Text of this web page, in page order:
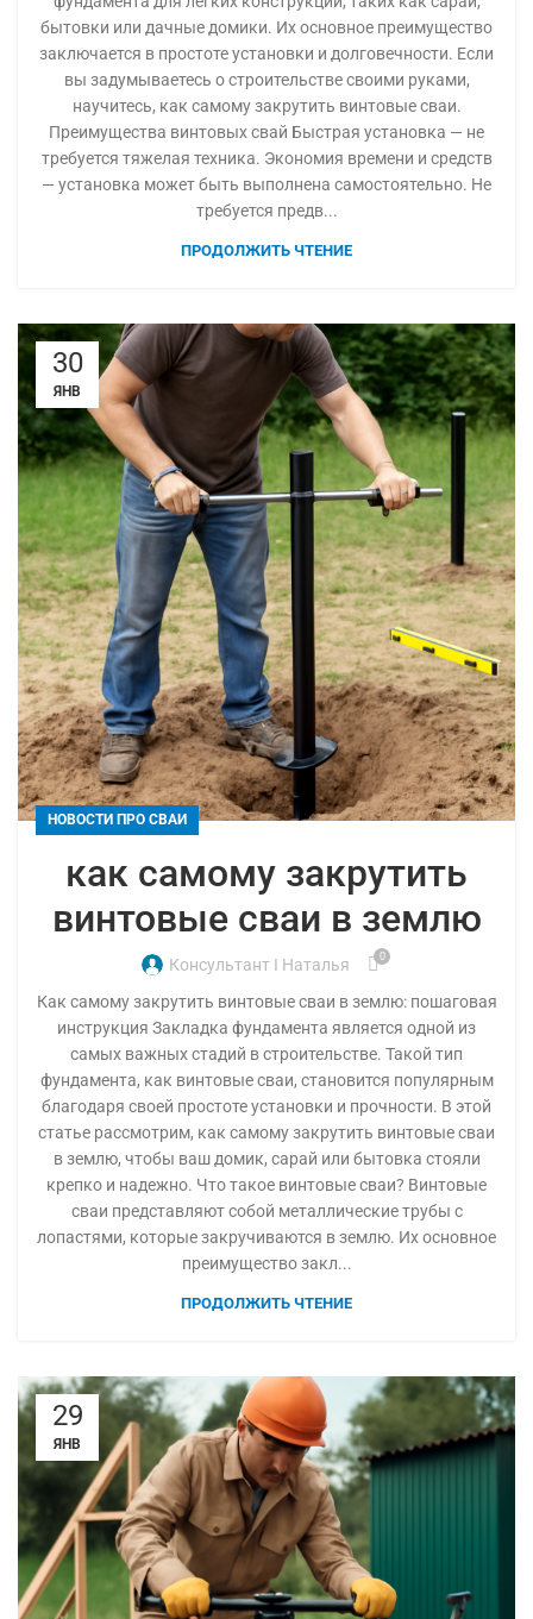
бытовки или дачные домики. Их основное преимущество
заключается в простоте установки и долговечности. Если
вы задумываетесь о строительстве своими руками,
научитесь, как самому закрутить винтовые сваи.
Преимущества винтовых свай Быстрая установка — не
требуется тяжелая техника. Экономия времени и средств
— установка может быть выполнена самостоятельно. Не
требуется предв...
ПРОДОЛЖИТЬ ЧТЕНИЕ
30
ЯНВ
НОВОСТИ ПРО СВАИ
как самому закрутить
винтовые сваи в землю
Консультант I Наталья 0
Как самому закрутить винтовые сваи в землю: пошаговая
инструкция Закладка фундамента является одной из
самых важных стадий в строительстве. Такой тип
фундамента, как винтовые сваи, становится популярным
благодаря своей простоте установки и прочности. В этой
статье рассмотрим, как самому закрутить винтовые сваи
в землю, чтобы ваш домик, сарай или бытовка стояли
крепко и надежно. Что такое винтовые сваи? Винтовые
сваи представляют собой металлические трубы с
лопастями, которые закручиваются в землю. Их основное
преимущество закл...
ПРОДОЛЖИТЬ ЧТЕНИЕ
29
ЯНВ